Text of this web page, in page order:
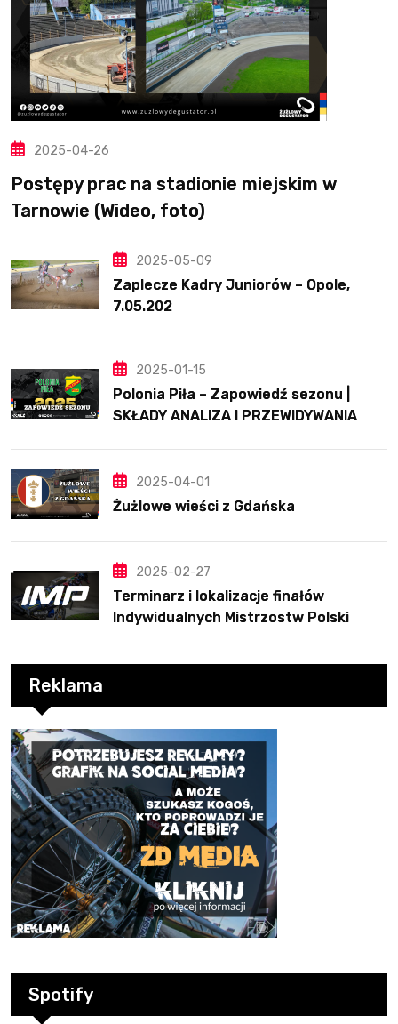
2025-04-26
Postępy prac na stadionie miejskim w
Tarnowie (Wideo, foto)
2025-05-09
Zaplecze Kadry Juniorów – Opole,
7.05.202
2025-01-15
Polonia Piła – Zapowiedź sezonu |
SKŁADY ANALIZA I PRZEWIDYWANIA
2025-04-01
Żużlowe wieści z Gdańska
2025-02-27
Terminarz i lokalizacje finałów
Indywidualnych Mistrzostw Polski
Reklama
Spotify